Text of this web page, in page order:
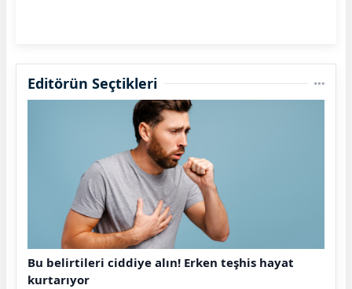
Editörün Seçtikleri
Bu belirtileri ciddiye alın! Erken teşhis hayat
kurtarıyor